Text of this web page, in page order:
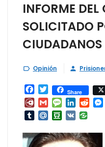
INFORME DEL
SOLICITADO
CIUDADANOS
 Opinión 
Facebook
TwitterShare
Diary.Ru
GmailMessage
TumblrMail.RuDouban
VK